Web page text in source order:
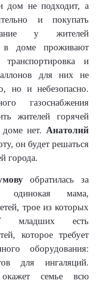
дом не подходит, а
и покупать
у жителей
в доме проживают
и
для них не
но и небезопасно.
газоснабжения
жителей горячей
нет. Анатолий
он будет решаться
города.
обратилась за
одинокая мама,
трое из которых
У младших есть
которое требует
оборудования:
для ингаляций.
семье всю